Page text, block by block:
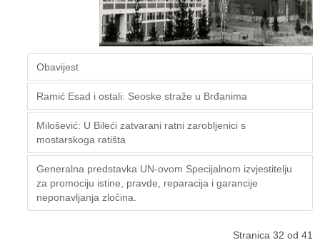
Obavijest
Ramić Esad i ostali: Seoske straže u Brđanima
Milošević: U Bileći zatvarani ratni zarobljenici s
mostarskoga ratišta
Generalna predstavka UN-ovom Specijalnom izvjestitelju
za promociju istine, pravde, reparacija i garancije
neponavljanja zločina.
Stranica 32 od 41